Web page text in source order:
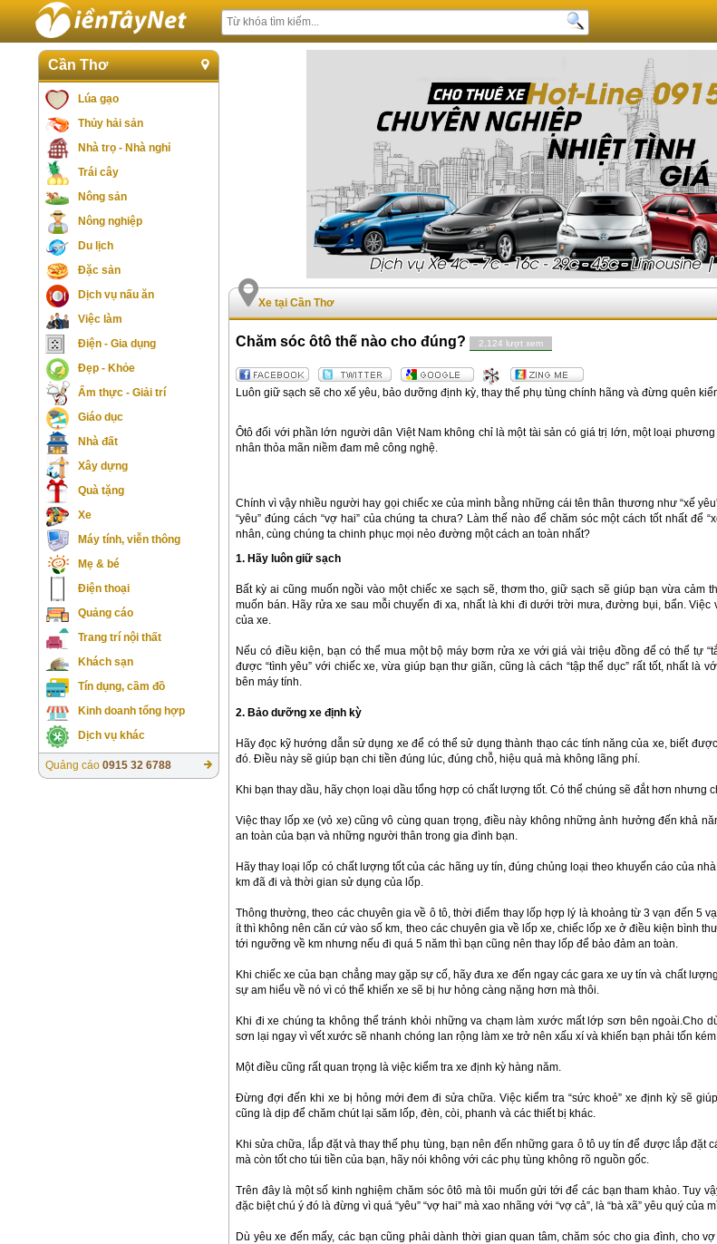
Cần Thơ
Lúa gạo
Thủy hải sản
Nhà trọ - Nhà nghỉ
Trái cây
Nông sản
Nông nghiệp
Du lịch
Đặc sản
Dịch vụ nấu ăn
Việc làm
Điện - Gia dụng
Đẹp - Khỏe
Ẩm thực - Giải trí
Giáo dục
Nhà đất
Xây dựng
Quà tặng
Xe
Máy tính, viễn thông
Mẹ & bé
Điện thoại
Quảng cáo
Trang trí nội thất
Khách sạn
Tín dụng, cầm đồ
Kinh doanh tổng hợp
Dịch vụ khác
Quảng cáo 0915 32 6788
Xe tại Cần Thơ
Chăm sóc ôtô thế nào cho đúng? 2,124 lượt xem
Luôn giữ sạch sẽ cho xế yêu, bảo dưỡng định kỳ, thay thế phụ tùng chính hãng và đừng quên
Ôtô đối với phần lớn người dân Việt Nam không chỉ là một tài sản có giá trị lớn, một loại
nhân thỏa mãn niềm đam mê công nghệ.
Chính vì vậy nhiều người hay gọi chiếc xe của mình bằng những cái tên thân thương như “xế
“yêu” đúng cách “vợ hai” của chúng ta chưa? Làm thế nào để chăm sóc một cách tốt nhất để
nhân, cùng chúng ta chinh phục mọi nẻo đường một cách an toàn nhất?
1. Hãy luôn giữ sạch
Bất kỳ ai cũng muốn ngồi vào một chiếc xe sạch sẽ, thơm tho, giữ sạch sẽ giúp bạn vừa cảm
muốn bán. Hãy rửa xe sau mỗi chuyến đi xa, nhất là khi đi dưới trời mưa, đường bụi, bẩn.
của xe.
Nếu có điều kiện, bạn có thể mua một bộ máy bơm rửa xe với giá vài triệu đồng để có thể tự
được “tình yêu” với chiếc xe, vừa giúp bạn thư giãn, cũng là cách “tập thể dục” rất tốt, nhất là
bên máy tính.
2. Bảo dưỡng xe định kỳ
Hãy đọc kỹ hướng dẫn sử dụng xe để có thể sử dụng thành thạo các tính năng của xe, biết
đó. Điều này sẽ giúp bạn chi tiền đúng lúc, đúng chỗ, hiệu quả mà không lãng phí.
Khi bạn thay dầu, hãy chọn loại dầu tổng hợp có chất lượng tốt. Có thể chúng sẽ đắt hơn nhưng
Việc thay lốp xe (vỏ xe) cũng vô cùng quan trọng, điều này không những ảnh hưởng đến khả
an toàn của bạn và những người thân trong gia đình bạn.
Hãy thay loại lốp có chất lượng tốt của các hãng uy tín, đúng chủng loại theo khuyến cáo của
km đã đi và thời gian sử dụng của lốp.
Thông thường, theo các chuyên gia về ô tô, thời điểm thay lốp hợp lý là khoảng từ 3 vạn đến 5
ít thì không nên căn cứ vào số km, theo các chuyên gia về lốp xe, chiếc lốp xe ở điều kiện bình
tới ngưỡng về km nhưng nếu đi quá 5 năm thì bạn cũng nên thay lốp để bảo đảm an toàn.
Khi chiếc xe của bạn chẳng may gặp sự cố, hãy đưa xe đến ngay các gara xe uy tín và chất
sự am hiểu về nó vì có thể khiến xe sẽ bị hư hỏng càng nặng hơn mà thôi.
Khi đi xe chúng ta không thể tránh khỏi những va chạm làm xước mất lớp sơn bên ngoài.Cho
sơn lại ngay vì vết xước sẽ nhanh chóng lan rộng làm xe trở nên xấu xí và khiến bạn phải tốn
Một điều cũng rất quan trọng là việc kiểm tra xe định kỳ hàng năm.
Đừng đợi đến khi xe bị hỏng mới đem đi sửa chữa. Việc kiểm tra “sức khoẻ” xe định kỳ sẽ
cũng là dịp để chăm chút lại săm lốp, đèn, còi, phanh và các thiết bị khác.
Khi sửa chữa, lắp đặt và thay thế phụ tùng, bạn nên đến những gara ô tô uy tín để được lắp đặt
mà còn tốt cho túi tiền của bạn, hãy nói không với các phụ tùng không rõ nguồn gốc.
Trên đây là một số kinh nghiệm chăm sóc ôtô mà tôi muốn gửi tới để các bạn tham khảo. Tuy
đặc biệt chú ý đó là đừng vì quá “yêu” “vợ hai” mà xao nhãng với “vợ cả”, là “bà xã” yêu quý của
Dù yêu xe đến mấy, các bạn cũng phải dành thời gian quan tâm, chăm sóc cho gia đình, cho